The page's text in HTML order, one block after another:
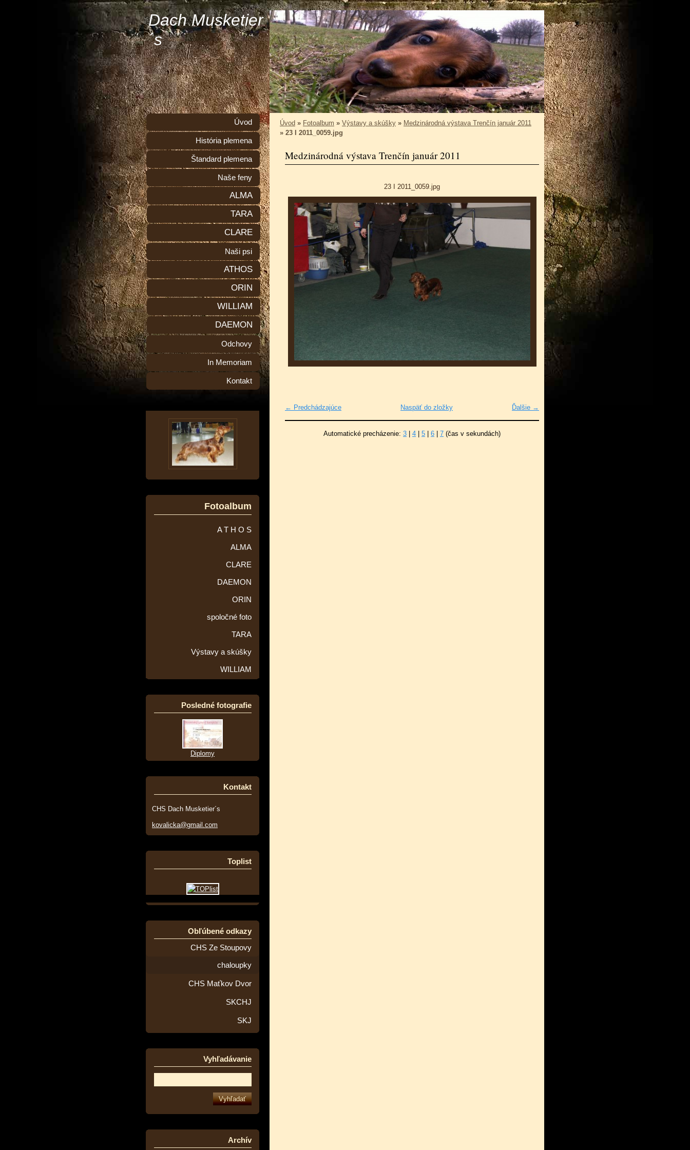
Dach Musketier
´s
Úvod » Fotoalbum » Výstavy a skúšky » Medzinárodná výstava Trenčín január 2011
» 23 I 2011_0059.jpg
Medzinárodná výstava Trenčín január 2011
23 I 2011_0059.jpg
← Predchádzajúce Ďalšie →
Naspäť do zložky
Automatické precházenie: 3 4 5 6 7 (čas v sekundách)
Úvod
História plemena
Štandard plemena
Naše feny
ALMA
TARA
CLARE
Naši psi
ATHOS
ORIN
WILLIAM
DAEMON
Odchovy
In Memoriam
Kontakt
Fotoalbum
A T H O S
ALMA
CLARE
DAEMON
ORIN
spoločné foto
TARA
Výstavy a skúšky
WILLIAM
Posledné fotografie
Diplomy
Kontakt
CHS Dach Musketier´s
kovalicka@gmail.com
Toplist
Obľúbené odkazy
CHS Ze Stoupovy
chaloupky
CHS Maťkov Dvor
SKCHJ
SKJ
Vyhľadávanie
Archív